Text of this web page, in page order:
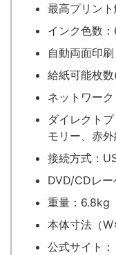
最高プリン
インク色数
自動両面印
給紙可能枚
ネットワー
ダイレクト
モリー、赤外
接続方式：
DVD/CDレ
重量：6.8kg
本体寸法（
公式サイト：